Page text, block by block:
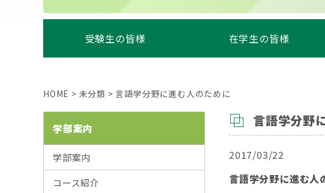
受験生の皆様 在学生の皆様
HOME > 未分類 > 言語学分野に進む人のために
言語学分野
2017/03/22
言語学分野に進む人
学部案内
学部案内
コース紹介